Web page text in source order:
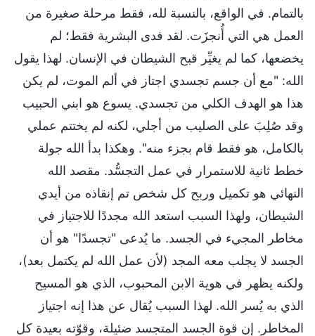
بالتمام. في الواقع، بالنسبة لله، فقط مرحلة صغيرة من
العمل هي التي أُنجزَت. لقد فدى البشرية فقط؛ لم
يخضعها، كما لم يغيِّر قبح الشيطان في الإنسان. لهذا يقول
الله: "مع أن جسم تجسدي اجتاز في ألم الموت، لم يكن
هذا هو الهدف الكلي من تجسدي. يسوع هو ابني الحبيب
وقد صُلِبَ على الصليب من أجلي، لكنه لم يختتم عملي
بالكامل، هو فقط قام بجزء منه". وهكذا بدأ الله جولة
خطط ثانية للاستمرار في عمل التجسُّد. مقصد الله
النهائي هو تكميل وربح كل شخص تم إنقاذه من أيدي
الشيطان، ولهذا السبب استعد الله مجددًا للاجتياز في
مخاطر المجيء في الجسد. ما يُدعى "تجسدًا" هو أن
الجسد لا يجلب معه المجد (لأن عمل الله لم يكتمل بعد)،
ولكنه يظهر في هوية الابن المحبوب، الذي هو المسيح
الذي به يُسر الله. لهذا السبب يُقال عن هذا إنه اجتياز
المخاطر. إن قوة الجسد المتجسد ضئيلة، وقوّته بعيدة كل